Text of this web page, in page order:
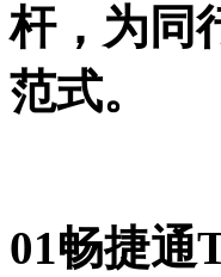
杆，为同
范式。
01畅捷通